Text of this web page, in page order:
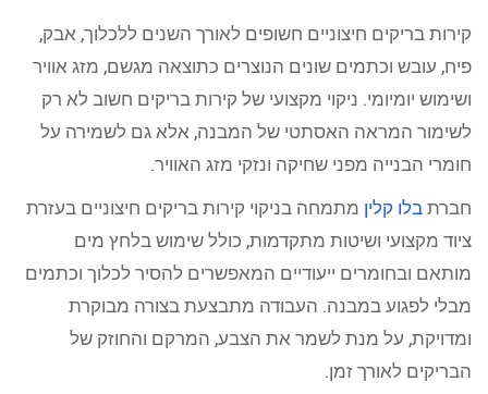
קירות בריקים חיצוניים חשופים לאורך השנים ללכלוך, אבק,
פיח, עובש וכתמים שונים הנוצרים כתוצאה מגשם, מזג אוויר
ושימוש יומיומי. ניקוי מקצועי של קירות בריקים חשוב לא רק
לשימור המראה האסתטי של המבנה, אלא גם לשמירה על
חומרי הבנייה מפני שחיקה ונזקי מזג האוויר.
חברתבלו קלין מתמחה בניקוי קירות בריקים חיצוניים בעזרת
ציוד מקצועי ושיטות מתקדמות, כולל שימוש בלחץ מים
מותאם ובחומרים ייעודיים המאפשרים להסיר לכלוך וכתמים
מבלי לפגוע במבנה. העבודה מתבצעת בצורה מבוקרת
ומדויקת, על מנת לשמר את הצבע, המרקם והחוזק של
הבריקים לאורך זמן.